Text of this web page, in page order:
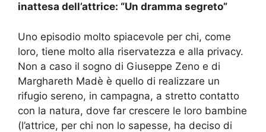
inattesa dell’attrice: “Un dramma segreto”
Uno episodio molto spiacevole per chi, come
loro, tiene molto alla riservatezza e alla privacy.
Non a caso il sogno di Giuseppe Zeno e di
Marghareth Madè è quello di realizzare un
rifugio sereno, in campagna, a stretto contatto
con la natura, dove far crescere le loro bambine
(l’attrice, per chi non lo sapesse, ha deciso di